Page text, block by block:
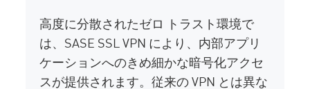
高度に分散されたゼロ トラスト環境で
は、SASE SSL VPN により、内部アプリ
ケーションへのきめ細かな暗号化アクセ
スが提供されます。従来の VPN とは異な